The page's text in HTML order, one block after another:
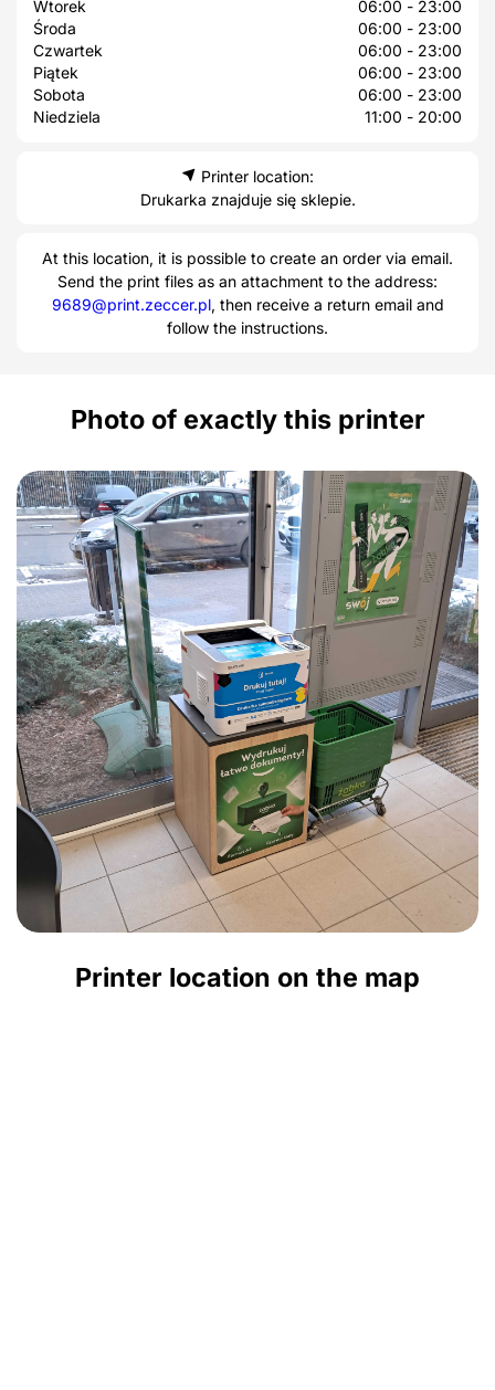
Wtorek
06:00 - 23:00
Środa
06:00 - 23:00
Czwartek
06:00 - 23:00
Piątek
06:00 - 23:00
Sobota
06:00 - 23:00
Niedziela
11:00 - 20:00
Printer location:
Drukarka znajduje się sklepie.
At this location, it is possible to create an order via email.
Send the print files as an attachment to the address:
9689@print.zeccer.pl, then receive a return email and
follow the instructions.
Photo of exactly this printer
Printer location on the map